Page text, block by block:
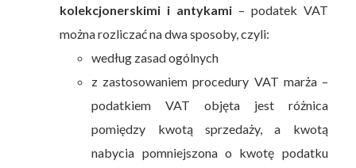
kolekcjonerskimi i antykami – podatek VAT
można rozliczać na dwa sposoby, czyli:
według zasad ogólnych
z zastosowaniem procedury VAT marża –
podatkiem VAT objęta jest różnica
pomiędzy kwotą sprzedaży, a kwotą
nabycia pomniejszona o kwotę podatku